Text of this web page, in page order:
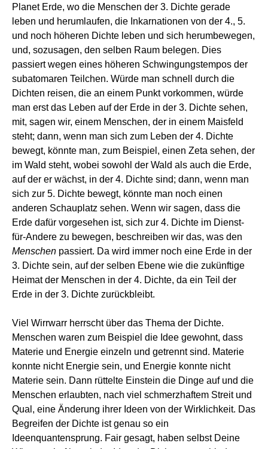
Planet Erde, wo die Menschen der 3. Dichte gerade
leben und herumlaufen, die Inkarnationen von der 4., 5.
und noch höheren Dichte leben und sich herumbewegen,
und, sozusagen, den selben Raum belegen. Dies
passiert wegen eines höheren Schwingungstempos der
subatomaren Teilchen. Würde man schnell durch die
Dichten reisen, die an einem Punkt vorkommen, würde
man erst das Leben auf der Erde in der 3. Dichte sehen,
mit, sagen wir, einem Menschen, der in einem Maisfeld
steht; dann, wenn man sich zum Leben der 4. Dichte
bewegt, könnte man, zum Beispiel, einen Zeta sehen, der
im Wald steht, wobei sowohl der Wald als auch die Erde,
auf der er wächst, in der 4. Dichte sind; dann, wenn man
sich zur 5. Dichte bewegt, könnte man noch einen
anderen Schauplatz sehen. Wenn wir sagen, dass die
Erde dafür vorgesehen ist, sich zur 4. Dichte im Dienst-
für-Andere zu bewegen, beschreiben wir das, was den
Menschen passiert. Da wird immer noch eine Erde in der
3. Dichte sein, auf der selben Ebene wie die zukünftige
Heimat der Menschen in der 4. Dichte, da ein Teil der
Erde in der 3. Dichte zurückbleibt.
Viel Wirrwarr herrscht über das Thema der Dichte.
Menschen waren zum Beispiel die Idee gewohnt, dass
Materie und Energie einzeln und getrennt sind. Materie
konnte nicht Energie sein, und Energie konnte nicht
Materie sein. Dann rüttelte Einstein die Dinge auf und die
Menschen erlaubten, nach viel schmerzhaftem Streit und
Qual, eine Änderung ihrer Ideen von der Wirklichkeit. Das
Begreifen der Dichte ist genau so ein
Ideenquantensprung. Fair gesagt, haben selbst Deine